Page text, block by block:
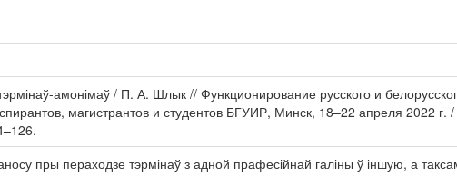
амонімаў / П. А. Шлык // Функционирование русского и
магистрантов и студентов БГУИР, Минск, 18–22 апреля 2022 г.
пры пераходзе тэрмінаў з адной прафесійнай галіны ў іншую, а